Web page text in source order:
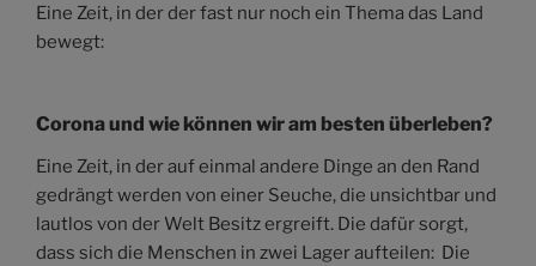
Eine Zeit, in der der fast nur noch ein Thema das Land
bewegt:
Corona und wie können wir am besten überleben?
Eine Zeit, in der auf einmal andere Dinge an den Rand
gedrängt werden von einer Seuche, die unsichtbar und
lautlos von der Welt Besitz ergreift. Die dafür sorgt,
dass sich die Menschen in zwei Lager aufteilen: Die